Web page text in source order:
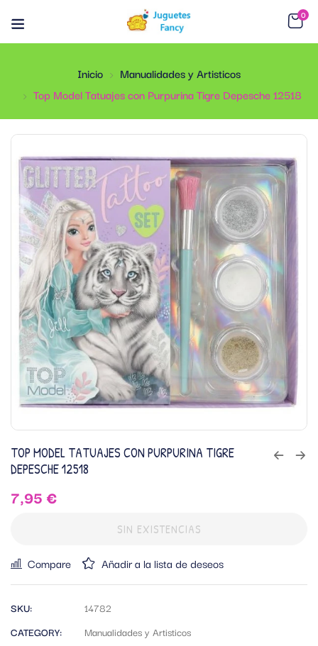
0
Inicio
Manualidades y Artisticos
Top Model Tatuajes con Purpurina Tigre Depesche 12518
TOP MODEL TATUAJES CON PURPURINA TIGRE
DEPESCHE 12518
7,95 €
SIN EXISTENCIAS
Compare Añadir a la lista de deseos
SKU:
14782
CATEGORY:
Manualidades y Artisticos